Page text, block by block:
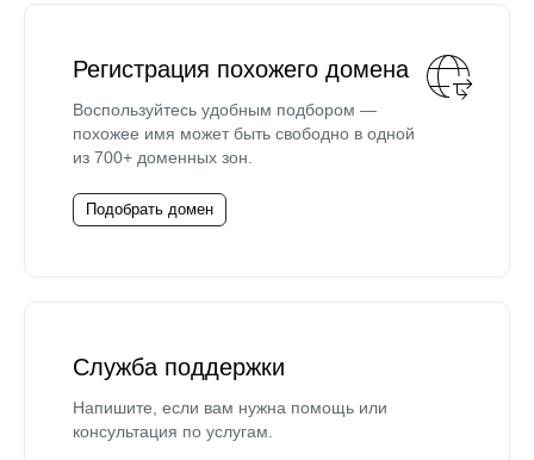
Регистрация похожего домена
Воспользуйтесь удобным подбором —
похожее имя может быть свободно в одной
из 700+ доменных зон.
Подобрать домен
Служба поддержки
Напишите, если вам нужна помощь или
консультация по услугам.